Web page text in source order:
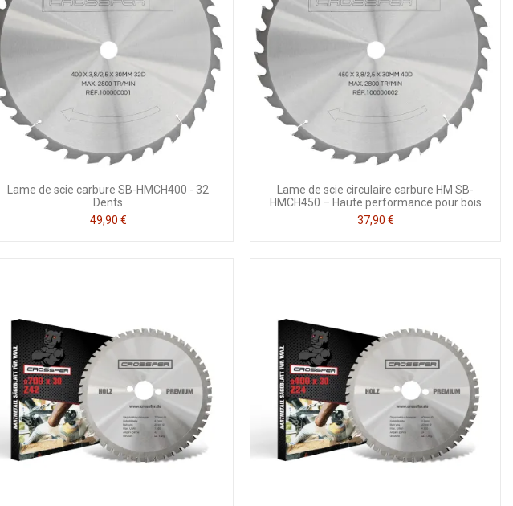
Lame de scie carbure SB-HMCH400 - 32
Dents
49,90 €
Lame de scie circulaire carbure HM SB-
HMCH450 – Haute performance pour bois
37,90 €